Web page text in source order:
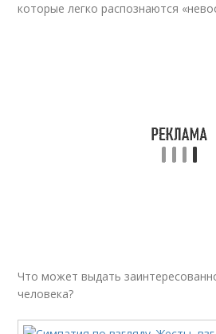
которые легко распознаются
Что может выдать
человека?